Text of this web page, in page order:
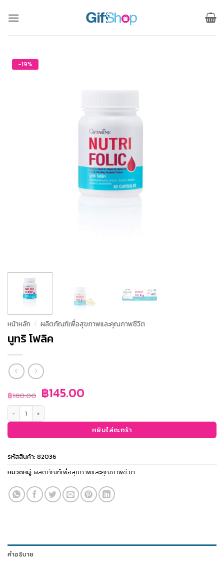
-19%
หน้าหลัก / ผลิตภัณฑ์เพื่อสุขภาพและคุณภาพชีวิต
นูทริ โฟลิค
฿180.00 Original
price
was:
฿145.00Current
฿145.00.
จำนวน นูทริ โฟลิค ชิ้น
หยิบใส่ตะกร้า
รหัสสินค้า:82036
หมวดหมู่:ผลิตภัณฑ์เพื่อสุขภาพและคุณภาพชีวิต
คำอธิบาย